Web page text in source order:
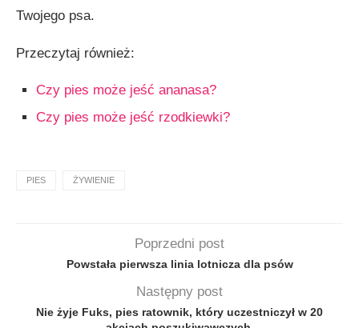
Twojego psa.
Przeczytaj również:
Czy pies może jeść ananasa?
Czy pies może jeść rzodkiewki?
PIES ŻYWIENIE
Poprzedni post
Powstała pierwsza linia lotnicza dla psów
Następny post
Nie żyje Fuks, pies ratownik, który uczestniczył w 20